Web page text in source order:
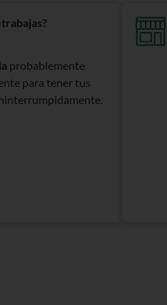
probablemente
para tener tus